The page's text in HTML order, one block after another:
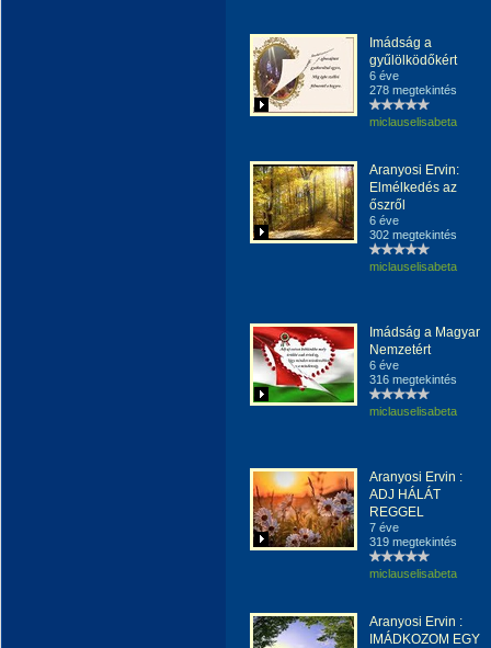
Imádság a
gyűlölködőkért
6 éve
278 megtekintés
miclauselisabeta
Aranyosi Ervin:
Elmélkedés az
őszről
6 éve
302 megtekintés
miclauselisabeta
Imádság a Magyar
Nemzetért
6 éve
316 megtekintés
miclauselisabeta
Aranyosi Ervin :
ADJ HÁLÁT
REGGEL
7 éve
319 megtekintés
miclauselisabeta
Aranyosi Ervin :
IMÁDKOZOM EGY